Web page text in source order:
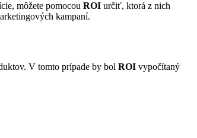
môžete pomocou ROI určiť, ktorá z nich
kampaní.
V tomto prípade by bol ROI vypočítaný